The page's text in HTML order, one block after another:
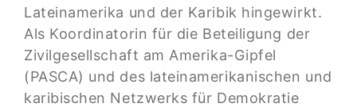
Lateinamerika und der Karibik hingewirkt.
Als Koordinatorin für die Beteiligung der
Zivilgesellschaft am Amerika-Gipfel
(PASCA) und des lateinamerikanischen und
karibischen Netzwerks für Demokratie